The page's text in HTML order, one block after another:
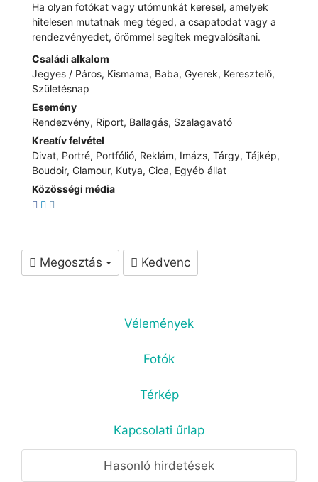
Ha olyan fotókat vagy utómunkát keresel, amelyek
hitelesen mutatnak meg téged, a csapatodat vagy a
rendezvényedet, örömmel segítek megvalósítani.
Családi alkalom
Jegyes / Páros, Kismama, Baba, Gyerek, Keresztelő,
Születésnap
Esemény
Rendezvény, Riport, Ballagás, Szalagavató
Kreatív felvétel
Divat, Portré, Portfólió, Reklám, Imázs, Tárgy, Tájkép,
Boudoir, Glamour, Kutya, Cica, Egyéb állat
Közösségi média
Megosztás Kedvenc
Vélemények
Fotók
Térkép
Kapcsolati űrlap
Hasonló hirdetések